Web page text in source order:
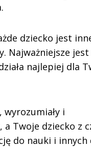
dziecko jest
Najważniejsze
najlepiej dla
wyrozumiały i
a Twoje dziecko z
do nauki i innych